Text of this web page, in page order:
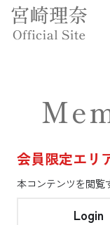
会員限定エリ
本コンテンツを閲覧
Login